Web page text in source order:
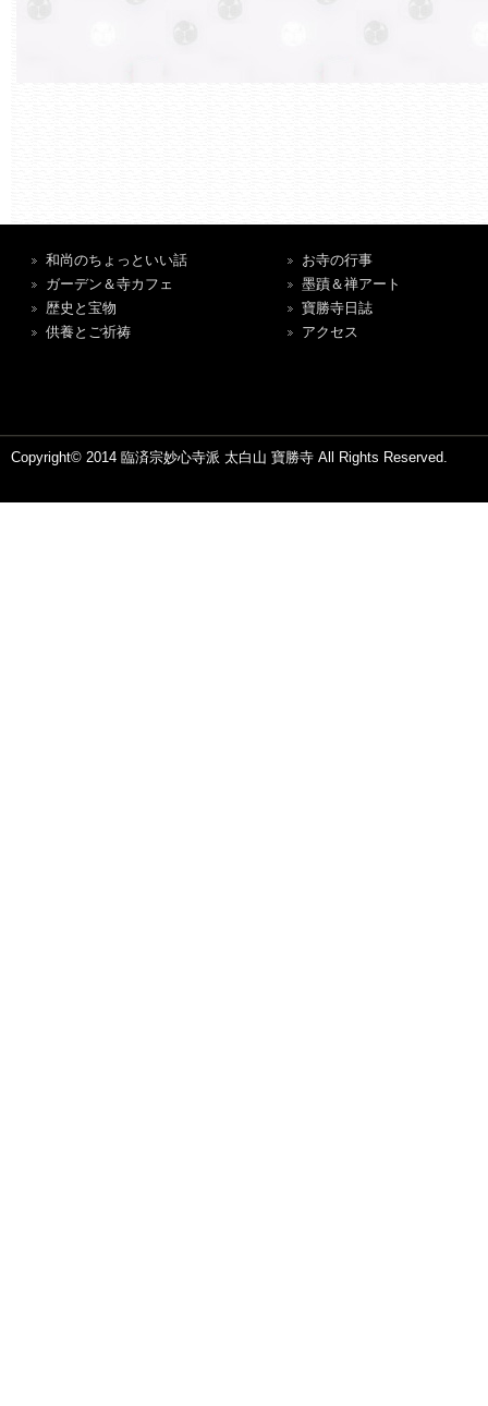
和尚のちょっといい話
ガーデン＆寺カフェ
歴史と宝物
供養とご祈祷
お寺の行事
墨蹟＆禅アート
寶勝寺日誌
アクセス
Copyright© 2014 臨済宗妙心寺派 太白山 寶勝寺 All Rights Reserved.